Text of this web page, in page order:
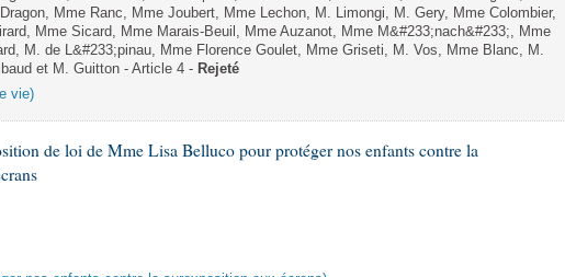
Mme Ranc, Mme Joubert, Mme Lechon, M. Limongi, M. Gery, Mme Colombier,
Mme Sicard, Mme Marais-Beuil, Mme Auzanot, Mme M&#233;nach&#233;, Mme
M. de L&#233;pinau, Mme Florence Goulet, Mme Griseti, M. Vos, Mme Blanc, M.
et M. Guitton - Article 4 - Rejeté
vie)
de loi de Mme Lisa Belluco pour protéger nos enfants contre la